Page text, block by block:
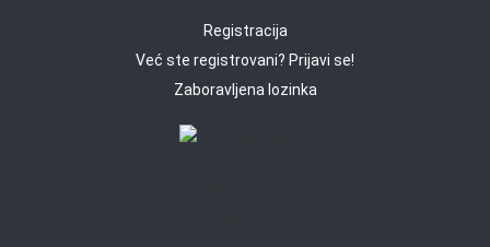
Registracija
Već ste registrovani? Prijavi se!
Zaboravljena lozinka